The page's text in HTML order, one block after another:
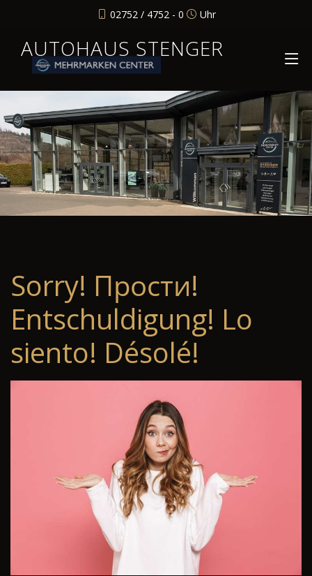
02752 / 4752 - 0 Uhr
AUTOHAUS STENGER
Sorry! Прости!
Entschuldigung! Lo
siento! Désolé!